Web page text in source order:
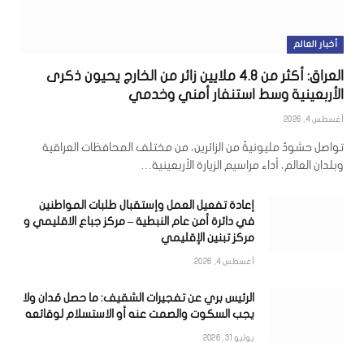
أخبار العالم
العراق: أكثر من 4.8 ملايين زائر من الخارج يحيون ذكرى
الأربعينية وسط استنفار أمني وخدمي
أغسطس 4, 2026
تواصل حشودٌ مليونيةٌ من الزائرين، من مختلف المحافظات العراقية
وبلدان العالم، أداء مراسيم الزيارة الأربعينية…
إعادة تفعيل العمل وإستقبال طلبات المواطنين
في دائرة أمن عام النبطية – مركز جباع الاقليمي و
مركز تبنين الإقليمي
أغسطس 4, 2026
الرئيس بري عن تفجيرات الشقيف: ما حصل مُدان ولا
يجب السكوت والصمت عنه أو الاستسلام لوقائعه
يوليو 31, 2026